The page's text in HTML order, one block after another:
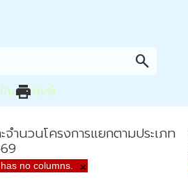
search
นprintพิมพ์
จำนวนโครงการแยกตามประเภท
no columns. ×